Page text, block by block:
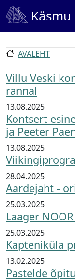
Liigu edasi põhisisu
AVALEHT
Villu Veski
rannal
13.08.2025
Kontsert
ja Peeter
13.08.2025
28.04.2025
Aardejaht -
25.03.2025
Laager
25.03.2025
Kapteniküla
13.02.2025
Pastelde